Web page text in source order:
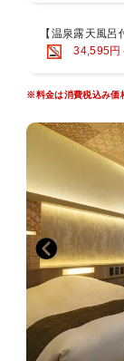
■□急な体調不良
※宿泊日から8日
※予約確認のメー
【妊婦様特典】
・ご夕食とご朝食
ルコール・カフェ
※調味料（料理酒
去は出来かねます
※生肉・生卵・生
ンを除く食事は当
※大変申し訳ござ
りを提供しない、
ります。
予めご了承くださ
【温泉露天風
34,595円
※料金は消費税込み価